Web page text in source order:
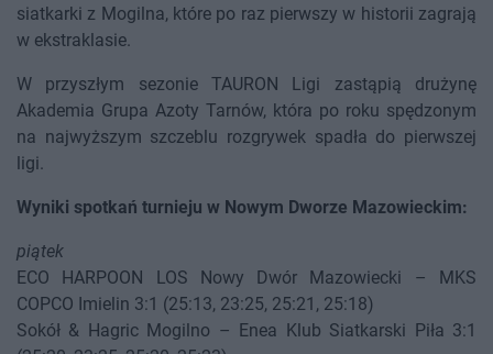
siatkarki z Mogilna, które po raz pierwszy w historii zagrają
w ekstraklasie.
W przyszłym sezonie TAURON Ligi zastąpią drużynę
Akademia Grupa Azoty Tarnów, która po roku spędzonym
na najwyższym szczeblu rozgrywek spadła do pierwszej
ligi.
Wyniki spotkań turnieju w Nowym Dworze Mazowieckim:
piątek
ECO HARPOON LOS Nowy Dwór Mazowiecki – MKS
COPCO Imielin 3:1 (25:13, 23:25, 25:21, 25:18)
Sokół & Hagric Mogilno – Enea Klub Siatkarski Piła 3:1